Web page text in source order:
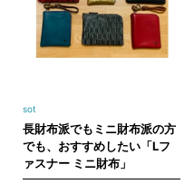
sot
長財布派でもミニ財布派の方
でも、おすすめしたい「Lフ
ァスナー ミニ財布」